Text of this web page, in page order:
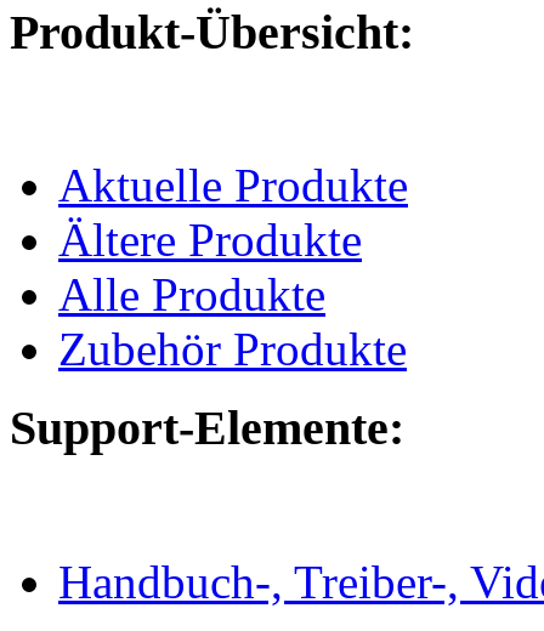
Produkt-Übersicht:
Aktuelle Produkte
Ältere Produkte
Alle Produkte
Zubehör Produkte
Support-Elemente:
Handbuch-, Treiber-,